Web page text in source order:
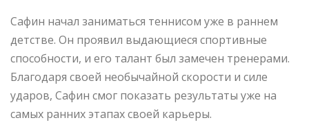
Сафин начал заниматься теннисом уже в раннем
детстве. Он проявил выдающиеся спортивные
способности, и его талант был замечен тренерами.
Благодаря своей необычайной скорости и силе
ударов, Сафин смог показать результаты уже на
самых ранних этапах своей карьеры.